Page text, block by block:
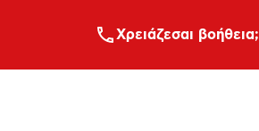
Xρειάζεσαι βοήθεια;